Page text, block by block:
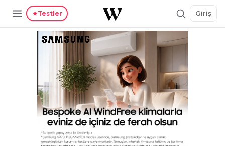
Testler Giriş